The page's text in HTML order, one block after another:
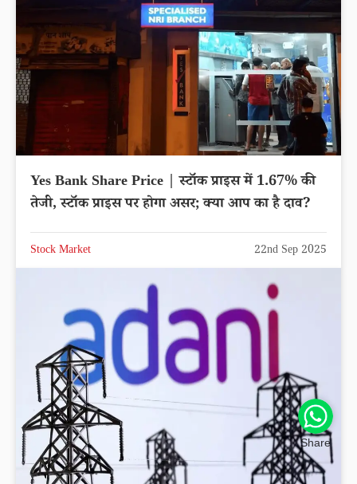
Yes Bank Share Price | स्टॉक प्राइस में 1.67% की
तेजी, स्टॉक प्राइस पर होगा असर; क्या आप का है दाव?
Stock Market 22nd Sep 2025
Share